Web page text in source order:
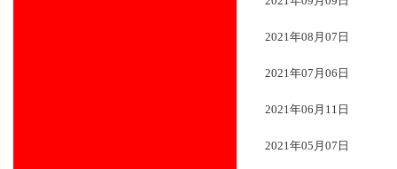
2021年08月07日
2021年07月06日
2021年06月11日
2021年05月07日